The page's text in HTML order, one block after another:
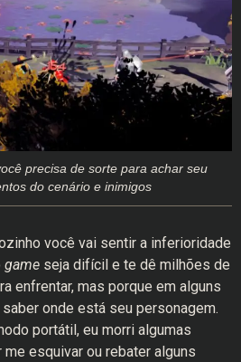
precisa de sorte para achar seu
do cenário e inimigos
você vai sentir a inferioridade
game seja difícil e te dê milhões de
enfrentar, mas porque em alguns
onde está seu personagem.
portátil, eu morri algumas
esquivar ou rebater alguns